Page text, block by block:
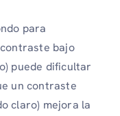
para
bajo
puede dificultar
un contraste
claro) mejora la